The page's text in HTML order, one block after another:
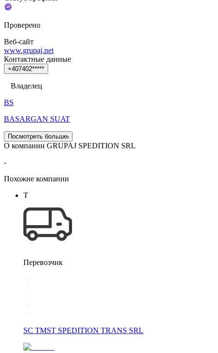
Проверено
Веб-сайт
www.grupaj.net
Контактные данные
+407402*****
Владелец
BS
BASARGAN SUAT
Посмотреть больше
О компании GRUPAJ SPEDITION SRL
-
Похожие компании
T
Перевозчик
SC TMST SPEDITION TRANS SRL